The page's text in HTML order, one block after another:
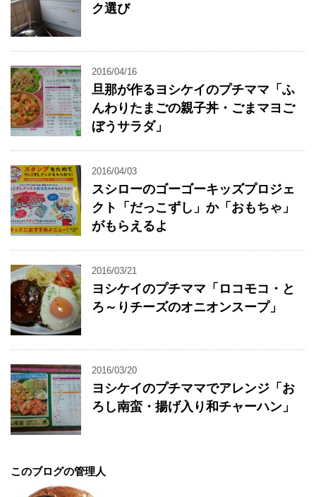
ク選び
2016/04/16
旦那が作るヨシケイのプチママ「ふ
んわりたまごの親子丼・ごまマヨご
ぼうサラダ」
2016/04/03
スシローのゴーゴーキッズプロジェ
クト「だっこずし」か「おもちゃ」
がもらえるよ
2016/03/21
ヨシケイのプチママ「ロコモコ・と
ろ～りチーズのオニオンスープ」
2016/03/20
ヨシケイのプチママでアレンジ「お
ろし南蛮・揚げ入り和チャーハン」
このブログの管理人